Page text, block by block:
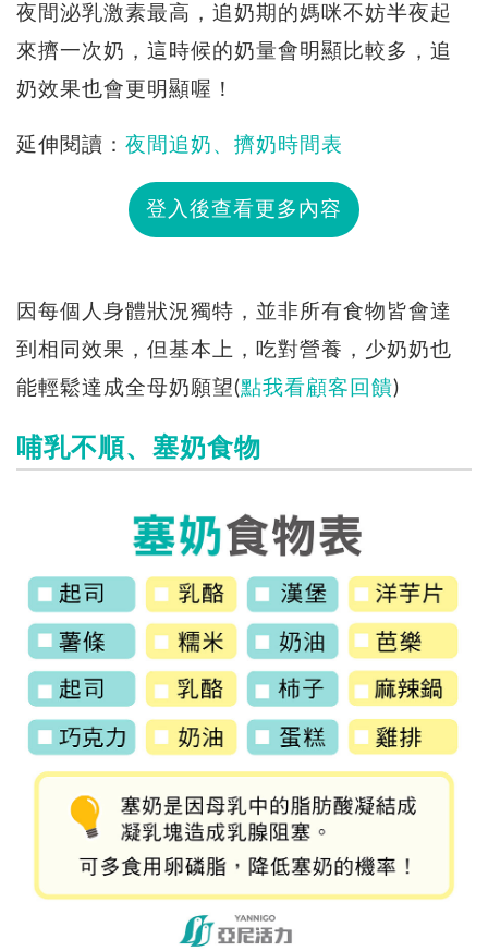
夜間泌乳激素最高，追奶期的媽咪不妨半夜起
來擠一次奶，這時候的奶量會明顯比較多，追
奶效果也會更明顯喔！
延伸閱讀： 夜間追奶、擠奶時間表
登入後查看更多內容
因每個人身體狀況獨特，並非所有食物皆會達
到相同效果，但基本上，吃對營養，少奶奶也
能輕鬆達成全母奶願望(點我看顧客回饋)
哺乳不順、塞奶食物